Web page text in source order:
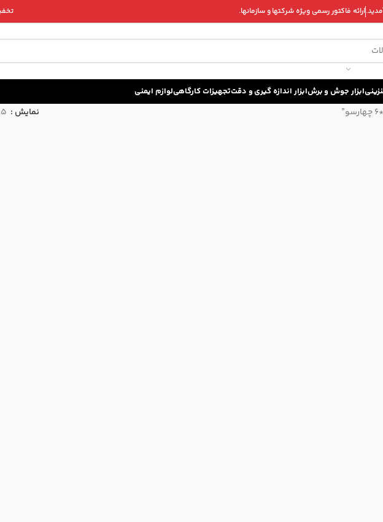
ارائه فاکتور رسمی ویژه شرکتها و سازمانها.
ابزار جوش و برشابزار اندازه گيری و دقتتجهیزات کارگاهیلوازم ایمنی
نمایش